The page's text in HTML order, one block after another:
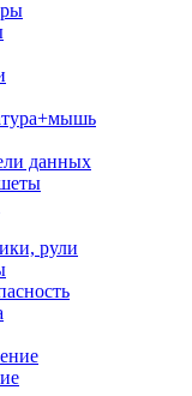
данных
рули